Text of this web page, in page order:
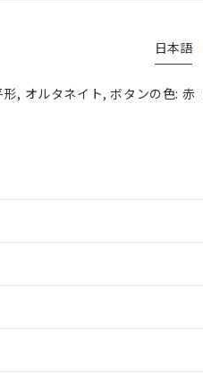
日本語
, オルタネイト, ボタンの色: 赤